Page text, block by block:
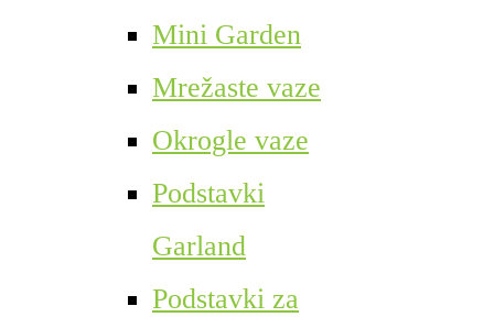
Mini Garden
Mrežaste vaze
Okrogle vaze
Podstavki
Garland
Podstavki za